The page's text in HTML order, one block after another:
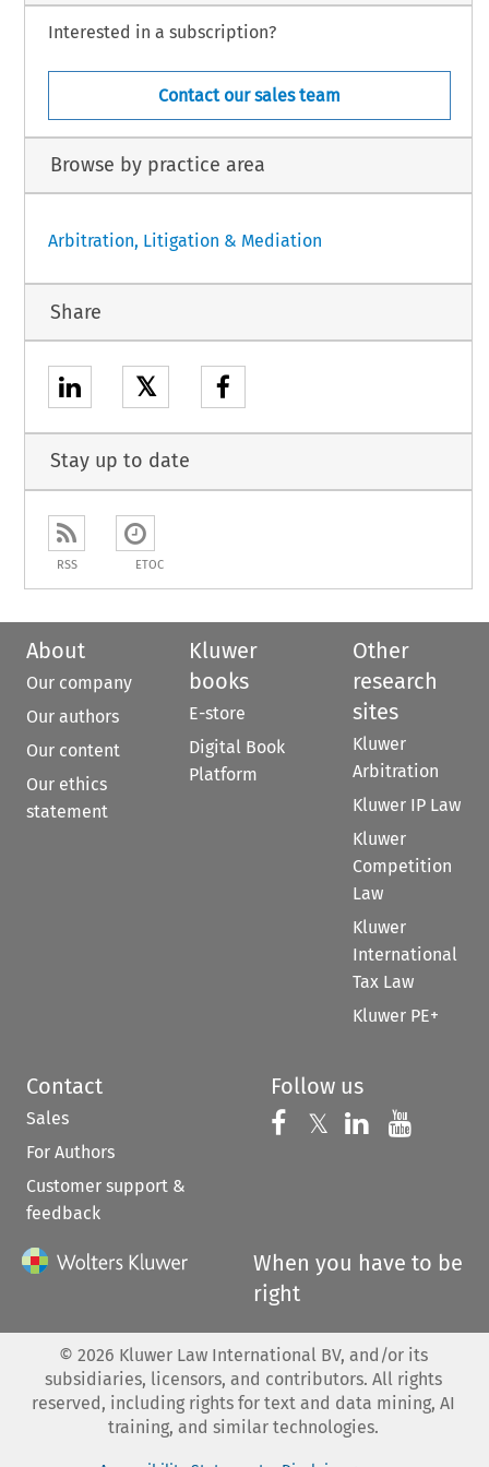
Interested in a subscription?
Contact our sales team
Browse by practice area
Arbitration, Litigation & Mediation
Share
𝕏
Stay up to date
RSS ETOC
About
Our company
Our authors
Our content
Our ethics
statement
Kluwer
books
E-store
Digital Book
Platform
Other
research
sites
Kluwer
Arbitration
Kluwer IP Law
Kluwer
Competition
Law
Kluwer
International
Tax Law
Kluwer PE+
Contact
Sales
For Authors
Customer support &
feedback
Follow us
Follow us on
𝕏 Follow us on
Follow us
When you have to be
right
© 2026 Kluwer Law International BV, and/or its
subsidiaries, licensors, and contributors. All rights
reserved, including rights for text and data mining, AI
training, and similar technologies.